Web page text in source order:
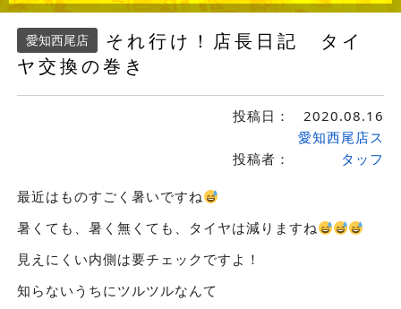
愛知西尾店
それ行け！店長日記 タイ
ヤ交換の巻き
投稿日： 2020.08.16
投稿者：
愛知西尾店ス
タッフ
最近はものすごく暑いですね
暑くても、暑く無くても、タイヤは減りますね
見えにくい内側は要チェックですよ！
知らないうちにツルツルなんて